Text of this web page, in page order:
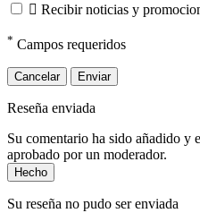
 Recibir noticias y
* Campos requeridos
Cancelar Enviar
Reseña enviada
Su comentario ha sido añadido y
aprobado por un moderador.
Hecho
Su reseña no pudo ser enviada